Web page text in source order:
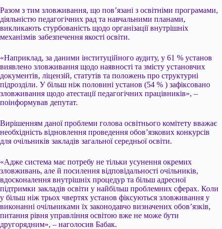
Разом з тим зловживання, що пов’язані з освітніми програмами,
діяльністю педагогічних рад та навчальними планами,
викликають стурбованість щодо організації внутрішніх
механізмів забезпечення якості освіти.
«Наприклад, за даними інституційного аудиту, у 61 % установ
виявлено зловживання щодо наявності та змісту установчих
документів, ліцензій, статутів та положень про структурні
підрозділи. У більш ніж половині установ (54 % ) зафіксовано
зловживання щодо атестації педагогічних працівників», –
поінформував депутат.
Вирішенням даної проблеми голова освітнього комітету вважає
необхідність відновлення проведення обов’язкових конкурсів
для очільників закладів загальної середньої освіти.
«Адже система має потребу не тільки усунення окремих
зловживань, але й посилення відповідальності очільників,
вдосконалення внутрішніх процедур та більш адресної
підтримки закладів освіти у найбільш проблемних сферах. Коли
у більш ніж трьох чвертях установ фіксуються зловживання у
виконанні очільниками їх законодавчо визначених обов’язків,
питання рівня управління освітою вже не може бути
другорядним», – наголосив Бабак.